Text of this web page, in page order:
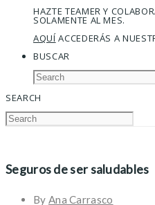
HAZTE TEAMER Y
SOLAMENTE AL MES.
AQUÍACCEDERÁS A
BUSCAR
SEARCH
Seguros de ser saludables
By Ana Carrasco